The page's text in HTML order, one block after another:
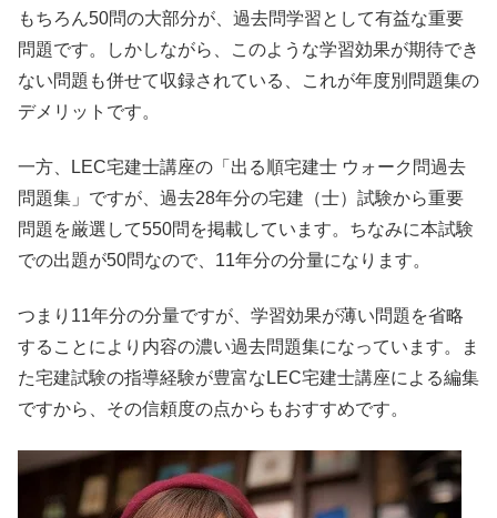
もちろん50問の大部分が、過去問学習として有益な重要
問題です。しかしながら、このような学習効果が期待でき
ない問題も併せて収録されている、これが年度別問題集の
デメリットです。
一方、LEC宅建士講座の「出る順宅建士 ウォーク問過去
問題集」ですが、過去28年分の宅建（士）試験から重要
問題を厳選して550問を掲載しています。ちなみに本試験
での出題が50問なので、11年分の分量になります。
つまり11年分の分量ですが、学習効果が薄い問題を省略
することにより内容の濃い過去問題集になっています。ま
た宅建試験の指導経験が豊富なLEC宅建士講座による編集
ですから、その信頼度の点からもおすすめです。